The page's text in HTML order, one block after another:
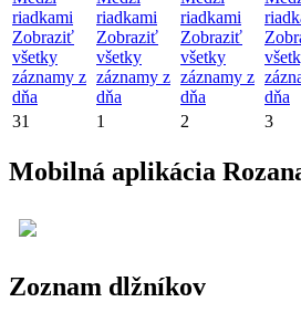
riadkami
Zobraziť
všetky
záznamy z
dňa
riadkami
Zobraziť
všetky
záznamy z
dňa
riadkami
Zobraziť
všetky
záznamy z
dňa
dňa
31 1 2 3
Mobilná aplikácia
Zoznam dlžníkov